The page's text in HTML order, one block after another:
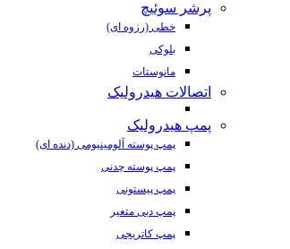
پرشر سوئیچ
خطی (رزوه ای)
بلوکی
مانوستات
اتصالات هیدرولیک
پمپ هیدرولیک
پمپ پوسته آلومینیومی (دنده ای)
پمپ پوسته چدنی
پمپ پیستونی
پمپ دبی متغیر
پمپ کاتریجی